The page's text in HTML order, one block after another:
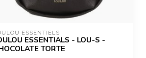
ESSENTIELS
ESSENTIALS - LOU-S -
TORTE